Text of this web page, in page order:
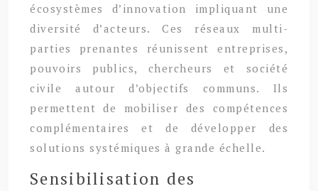
écosystèmes d’innovation impliquant une
diversité d’acteurs. Ces réseaux multi-
parties prenantes réunissent entreprises,
pouvoirs publics, chercheurs et société
civile autour d’objectifs communs. Ils
permettent de mobiliser des compétences
complémentaires et de développer des
solutions systémiques à grande échelle.
Sensibilisation des